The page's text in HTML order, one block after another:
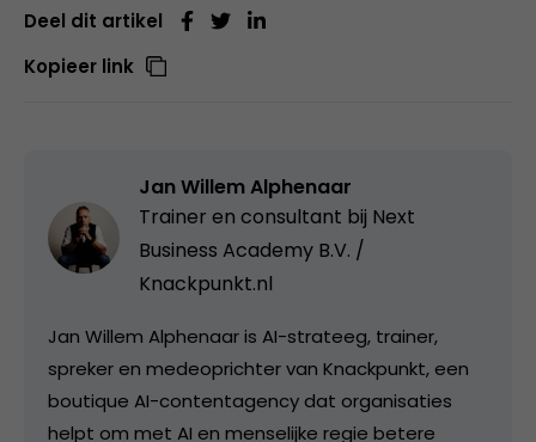
Deel dit artikel
Kopieer link
Jan Willem Alphenaar
Trainer en consultant bij Next
Business Academy B.V. /
Knackpunkt.nl
Jan Willem Alphenaar is AI-strateeg, trainer,
spreker en medeoprichter van Knackpunkt, een
boutique AI-contentagency dat organisaties
helpt om met AI en menselijke regie betere